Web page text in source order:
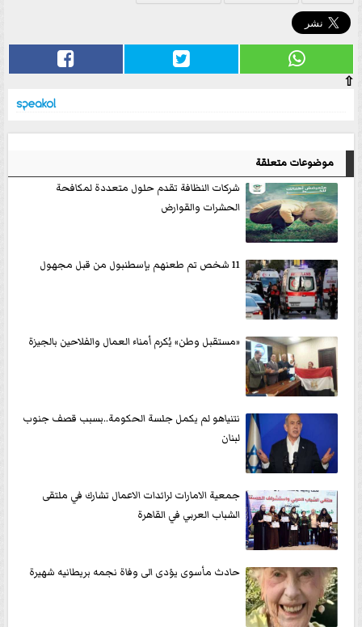
⇧
موضوعات متعلقة
شركات النظافة تقدم حلول متعددة لمكافحة
الحشرات والقوارض
11 شخص تم طعنهم بإسطنبول من قبل مجهول
«مستقبل وطن» يُكرم أمناء العمال والفلاحين بالجيزة
نتنياهو لم يكمل جلسة الحكومة..بسبب قصف جنوب
لبنان
جمعية الامارات لرائدات الاعمال تشارك في ملتقى
الشباب العربي في القاهرة
حادث مأسوى يؤدى الى وفاة نجمه بريطانيه شهيرة